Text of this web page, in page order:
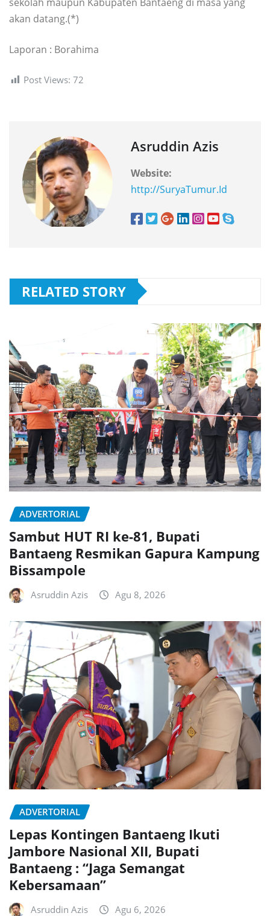
akan datang.(*)
Laporan : Borahima
Post Views: 72
Asruddin Azis
Website:
http://SuryaTumur.Id
RELATED STORY
ADVERTORIAL
Sambut HUT RI ke-81, Bupati
Bantaeng Resmikan Gapura Kampung
Bissampole
Asruddin Azis Agu 8, 2026
ADVERTORIAL
Lepas Kontingen Bantaeng Ikuti
Jambore Nasional XII, Bupati
Bantaeng : “Jaga Semangat
Kebersamaan”
Asruddin Azis Agu 6, 2026